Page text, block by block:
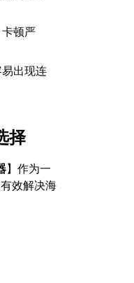
顿严
出现连
择
】作为一
效解决海